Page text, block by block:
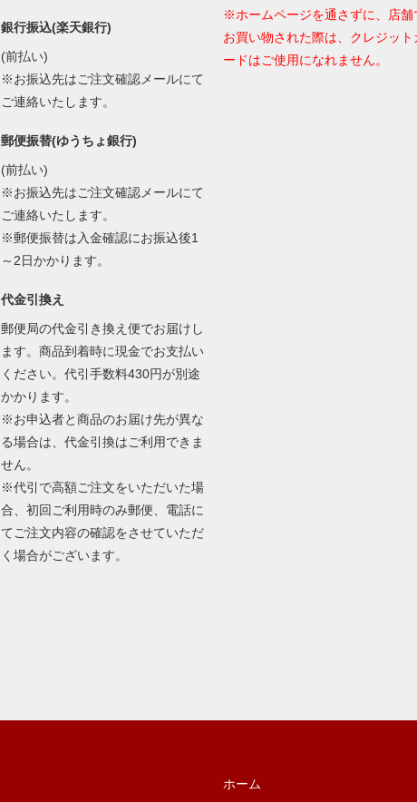
銀行振込(楽天銀行)
(前払い)
※お振込先はご注文確認メールにて
ご連絡いたします。
郵便振替(ゆうちょ銀行)
(前払い)
※お振込先はご注文確認メールにて
ご連絡いたします。
※郵便振替は入金確認にお振込後1
～2日かかります。
代金引換え
郵便局の代金引き換え便でお届けし
ます。商品到着時に現金でお支払い
ください。代引手数料430円が別途
かかります。
※お申込者と商品のお届け先が異な
る場合は、代金引換はご利用できま
せん。
※代引で高額ご注文をいただいた場
合、初回ご利用時のみ郵便、電話に
てご注文内容の確認をさせていただ
く場合がございます。
※ホームページを通さずに、店舗
お買い物された際は、クレジット
ードはご使用になれません。
ホーム